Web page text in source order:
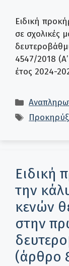
Ειδική
σε σχολικές
4547/2018
έτος 2024-
Ετικέτες
Ειδική
την
κενών
στην
(άρθρο